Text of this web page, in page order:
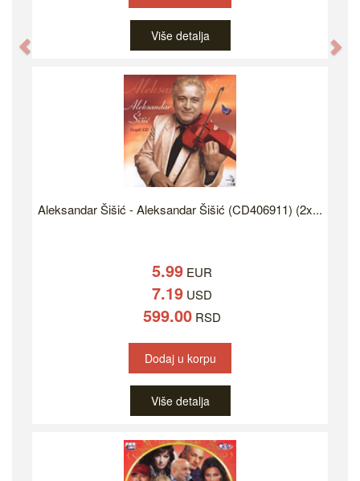
Više detalja
Aleksandar Šišić - Aleksandar Šišić (CD406911) (2x...
5.99 EUR
7.19 USD
599.00 RSD
Dodaj u korpu
Više detalja